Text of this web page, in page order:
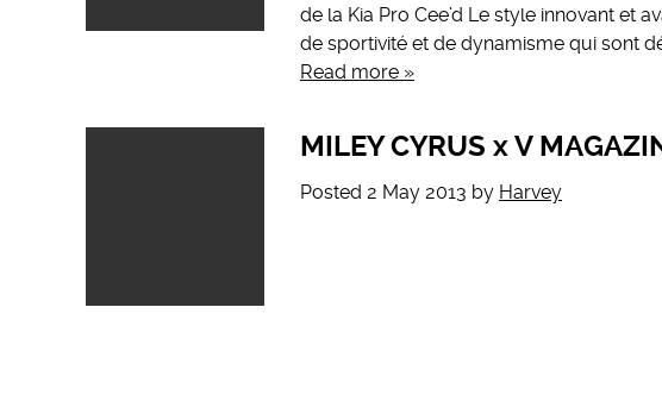
de la Kia Pro Cee’d Le style innovant et
de sportivité et de dynamisme qui sont
Read more »
MILEY CYRUS x V
Posted 2 May 2013 by Harvey